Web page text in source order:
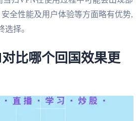
全性能及用户体验等方面略有优势,
择。
比哪个回国效果更